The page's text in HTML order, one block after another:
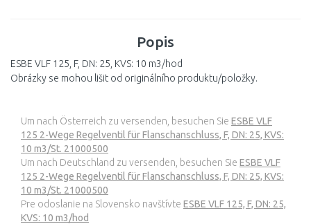
Popis
ESBE VLF 125, F, DN: 25, KVS: 10 m3/hod
Obrázky se mohou lišit od originálního produktu/položky.
Um nach Österreich zu versenden, besuchen Sie ESBE VLF
125 2-Wege Regelventil für Flanschanschluss, F, DN: 25, KVS:
10 m3/St. 21000500
Um nach Deutschland zu versenden, besuchen Sie ESBE VLF
125 2-Wege Regelventil für Flanschanschluss, F, DN: 25, KVS:
10 m3/St. 21000500
Pre odoslanie na Slovensko navštívte ESBE VLF 125, F, DN: 25,
KVS: 10 m3/hod